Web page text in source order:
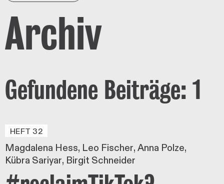
Archiv
Gefundene Beiträge: 1
HEFT 32
Magdalena Hess Leo Fischer Anna Polze
Kübra Sariyar Birgit Schneider